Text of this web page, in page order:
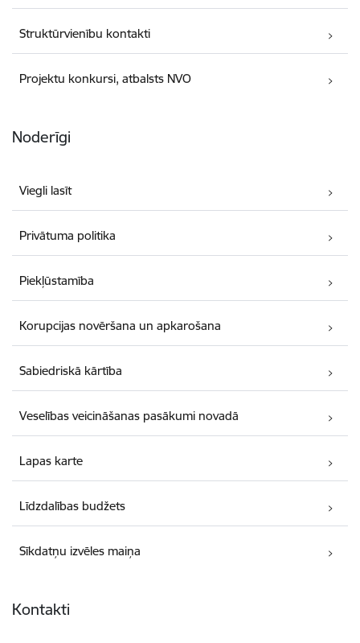
Struktūrvienību kontakti
Projektu konkursi, atbalsts NVO
Noderīgi
Viegli lasīt
Privātuma politika
Piekļūstamība
Korupcijas novēršana un apkarošana
Sabiedriskā kārtība
Veselības veicināšanas pasākumi novadā
Lapas karte
Līdzdalības budžets
Sīkdatņu izvēles maiņa
Kontakti